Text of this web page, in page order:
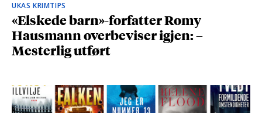
UKAS KRIMTIPS
«Elskede barn»-forfatter Romy
Hausmann overbeviser igjen: –
Mesterlig utført